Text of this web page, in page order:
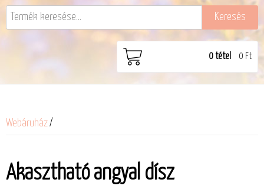
0tétel 0 Ft
Webáruház/
Akasztható angyal dísz